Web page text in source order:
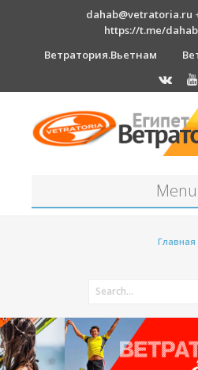
dahab@vetratoria.ru
https://t.me/
Ветратория.Вьетнам
Menu
Как к нам
Отель
Главная